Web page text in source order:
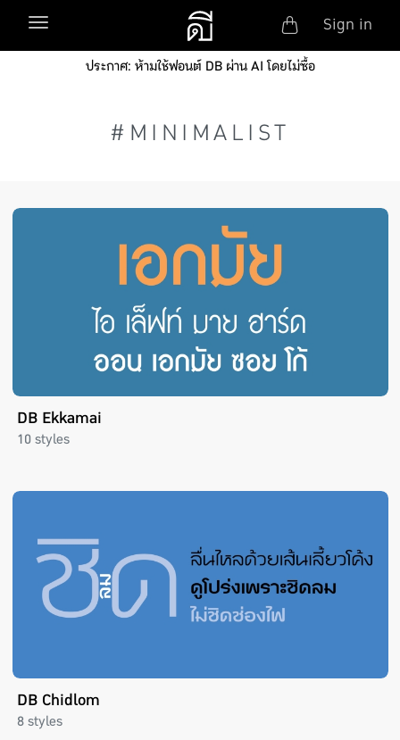
Skip to main content
Toggle navigation Sign in
ประกาศ: ห้ามใช้ฟอนต์ DB ผ่าน AI โดยไม่ซื้อ
#MINIMALIST
DB Ekkamai
10 styles
DB Chidlom
8 styles